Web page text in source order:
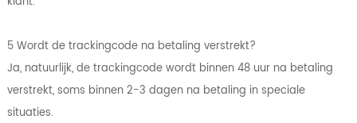
5 Wordt de trackingcode na betaling verstrekt?
Ja, natuurlijk, de trackingcode wordt binnen 48 uur na betaling
verstrekt, soms binnen 2-3 dagen na betaling in speciale
situaties.